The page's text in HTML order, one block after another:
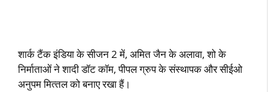
शार्क टैंक इंडिया के सीजन 2 में, अमित जैन के अलावा, शो के
निर्माताओं ने शादी डॉट कॉम, पीपल ग्रुप के संस्‍थापक और सीईओ
अनुपम मित्‍तल को बनाए रखा हैं।